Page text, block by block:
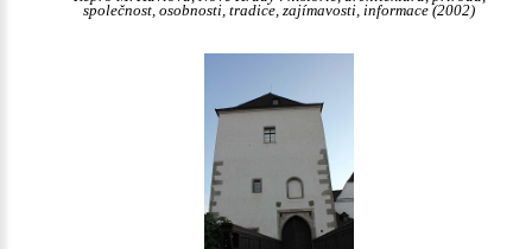
společnost, osobnosti, tradice, zajímavosti, informace (2002)